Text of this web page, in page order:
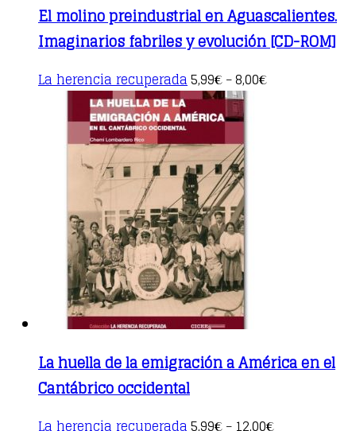
El molino preindustrial en Aguascalientes.
Imaginarios fabriles y evolución [CD-ROM]
La herencia recuperada This
product
has
multiple
variants.
The
options
may
be
chosen
on
the
product
page
5,99€ – 8,00€
La huella de la emigración a América en el
Cantábrico occidental
La herencia recuperada This
5,99€ – 12,00€